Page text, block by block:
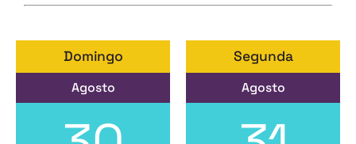
Domingo
Agosto
Segunda
Agosto